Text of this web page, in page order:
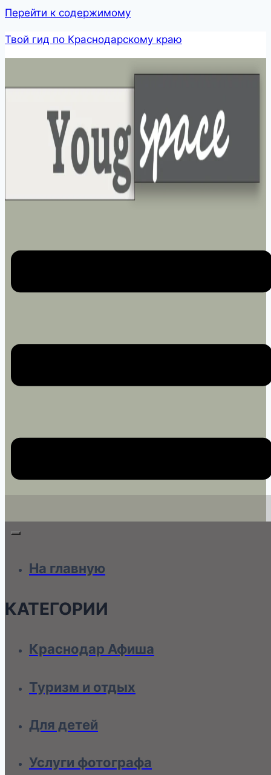
Перейти к содержимому
Твой гид по Краснодарскому краю
На главную
КАТЕГОРИИ
Краснодар Афиша
Туризм и отдых
Для детей
Услуги фотографа